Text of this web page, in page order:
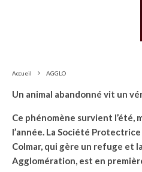
Accueil AGGLO
Un animal abandonné vit un
Ce phénomène survient l’été,
l’année. La Société Protectrice
Colmar, qui gère un refuge et
Agglomération, est en